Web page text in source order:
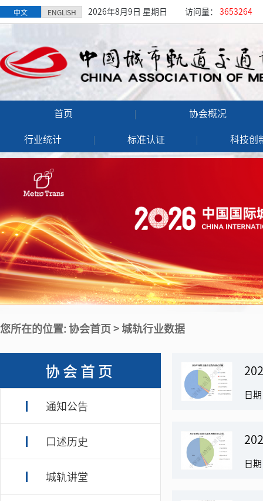
中文 ENGLISH 2026年8月9日 星期日 访问量： 3653264
首页 协会概况
行业统计 标准认证 科技创
您所在的位置: 协会首页 > 城轨行业数据
协会首页
通知公告
口述历史
城轨讲堂
日
日